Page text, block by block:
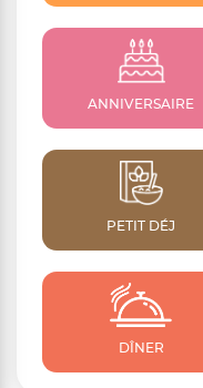
ANNIVERSAIRE
PETIT DÉJ
DÎNER